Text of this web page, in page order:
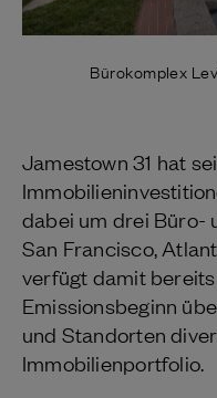
Bürokomplex
Jamestown 31 hat
dabei um drei Büro-
San Francisco,
verfügt damit
Emissionsbeginn
und Standorten
Immobilienportfolio.